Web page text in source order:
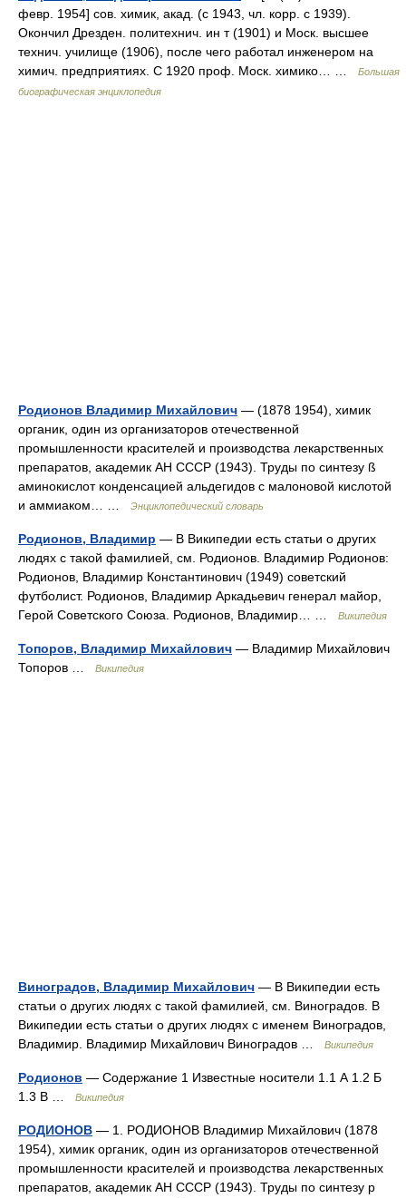
февр. 1954] сов. химик, акад. (с 1943, чл. корр. с 1939).
Окончил Дрезден. политехнич. ин т (1901) и Моск. высшее
технич. училище (1906), после чего работал инженером на
химич. предприятиях. С 1920 проф. Моск. химико… …
Большая
биографическая энциклопедия
Родионов Владимир Михайлович — (1878 1954), химик
органик, один из организаторов отечественной
промышленности красителей и производства лекарственных
препаратов, академик АН СССР (1943). Труды по синтезу ß
аминокислот конденсацией альдегидов с малоновой кислотой
и аммиаком… …
Энциклопедический словарь
Родионов, Владимир — В Википедии есть статьи о других
людях с такой фамилией, см. Родионов. Владимир Родионов:
Родионов, Владимир Константинович (1949) cоветский
футболист. Родионов, Владимир Аркадьевич генерал майор,
Герой Советского Союза. Родионов, Владимир… …
Википедия
Топоров, Владимир Михайлович — Владимир Михайлович
Топоров …
Википедия
Виноградов, Владимир Михайлович — В Википедии есть
статьи о других людях с такой фамилией, см. Виноградов. В
Википедии есть статьи о других людях с именем Виноградов,
Владимир. Владимир Михайлович Виноградов …
Википедия
Родионов — Содержание 1 Известные носители 1.1 А 1.2 Б
1.3 В …
Википедия
РОДИОНОВ — 1. РОДИОНОВ Владимир Михайлович (1878
1954), химик органик, один из организаторов отечественной
промышленности красителей и производства лекарственных
препаратов, академик АН СССР (1943). Труды по синтезу р